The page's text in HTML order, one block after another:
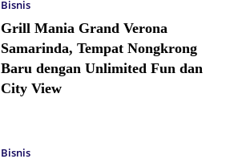
Bisnis
Grill Mania Grand Verona
Samarinda, Tempat Nongkrong
Baru dengan Unlimited Fun dan
City View
Bisnis